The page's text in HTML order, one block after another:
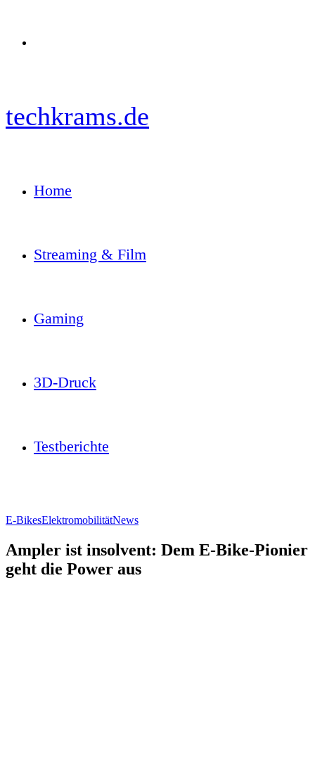
techkrams.de
Home
Streaming & Film
Gaming
3D-Druck
Testberichte
E-BikesElektromobilitätNews
Ampler ist insolvent: Dem E-Bike-Pionier
geht die Power aus